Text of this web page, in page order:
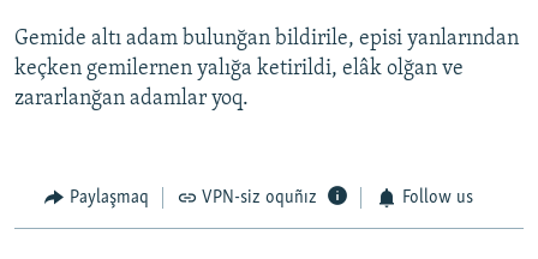
Gemide altı adam bulunğan bildirile, episi yanlarından
keçken gemilernen yalığa ketirildi, elâk olğan ve
zararlanğan adamlar yoq.
Paylaşmaq VPN-siz oquñız Follow us